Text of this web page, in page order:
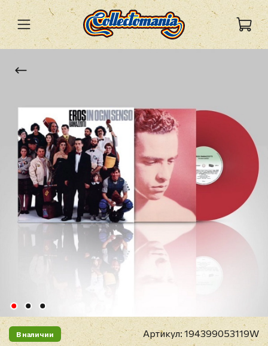
В наличии Артикул:194399053119W